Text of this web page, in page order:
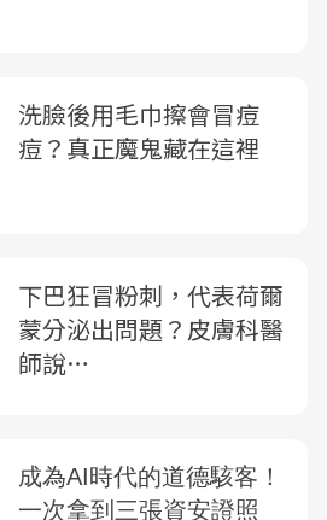
洗臉後用毛巾擦會冒痘
痘？真正魔鬼藏在這裡
下巴狂冒粉刺，代表荷爾
蒙分泌出問題？皮膚科醫
師說…